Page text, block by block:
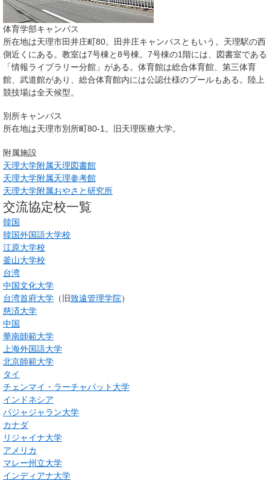
体育学部キャンパス
所在地は天理市田井庄町80。田井庄キャンパスともいう。天理駅の西
側近くにある。教室は7号棟と8号棟。7号棟の1階には、図書室である
「情報ライブラリー分館」がある。体育館は総合体育館、第三体育
館、武道館があり、総合体育館内には公認仕様のプールもある。陸上
競技場は全天候型。
別所キャンパス
所在地は天理市別所町80‐1。旧天理医療大学。
附属施設
天理大学附属天理図書館
天理大学附属天理参考館
天理大学附属おやさと研究所
交流協定校一覧
韓国
韓国外国語大学校
江原大学校
釜山大学校
台湾
中国文化大学
台湾首府大学 （旧致遠管理学院）
慈済大学
中国
華南師範大学
上海外国語大学
北京師範大学
タイ
チェンマイ・ラーチャパット大学
インドネシア
パジャジャラン大学
カナダ
リジャイナ大学
アメリカ
マレー州立大学
インディアナ大学